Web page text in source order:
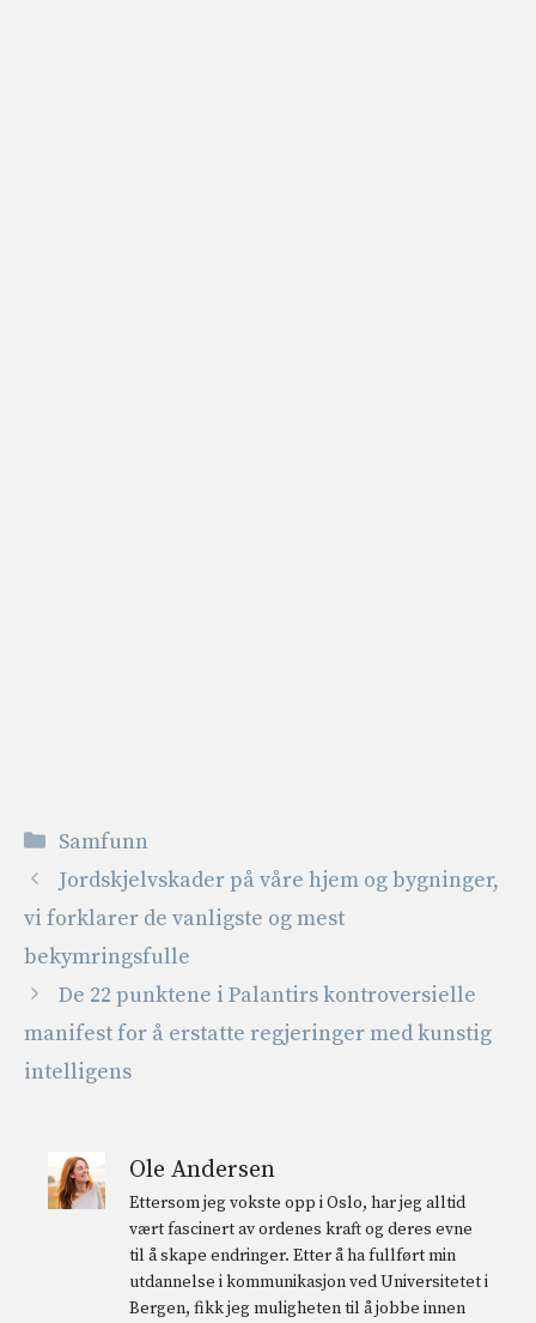
Kategorier
Samfunn
Jordskjelvskader på våre hjem og bygninger,
vi forklarer de vanligste og mest
bekymringsfulle
De 22 punktene i Palantirs kontroversielle
manifest for å erstatte regjeringer med kunstig
intelligens
Ole Andersen
Ettersom jeg vokste opp i Oslo, har jeg alltid
vært fascinert av ordenes kraft og deres evne
til å skape endringer. Etter å ha fullført min
utdannelse i kommunikasjon ved Universitetet i
Bergen, fikk jeg muligheten til å jobbe innen